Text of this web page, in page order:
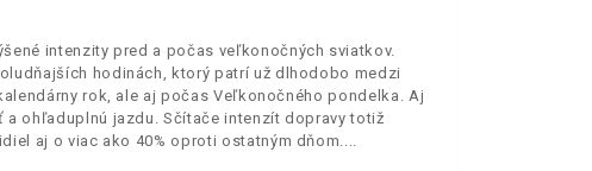
intenzity pred a počas veľkonočných sviatkov.
hodinách, ktorý patrí už dlhodobo medzi
rok, ale aj počas Veľkonočného pondelka. Aj
ohľaduplnú jazdu. Sčítače intenzít dopravy totiž
aj o viac ako 40% oproti ostatným dňom.